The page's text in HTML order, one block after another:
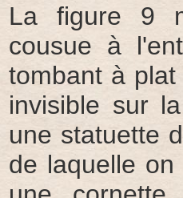
La figure 9
cousue à
tombant à
invisible sur
une statuette
de laquelle